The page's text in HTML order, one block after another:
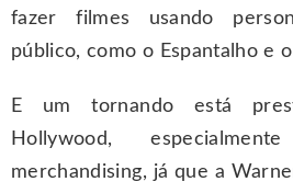
fazer filmes usando
público, como o Espantalho e
E um tornando está
Hollywood,
merchandising, já que a